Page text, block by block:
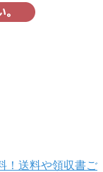
！送料や領収書ご